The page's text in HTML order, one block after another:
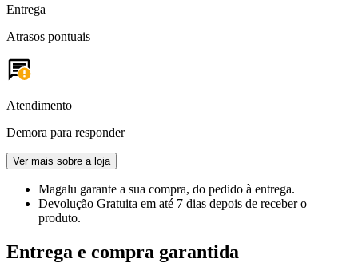
Entrega
Atrasos pontuais
Atendimento
Demora para responder
Ver mais sobre a loja
Magalu garante a sua compra, do pedido à entrega.
Devolução Gratuita em até 7 dias depois de receber o
produto.
Entrega e compra garantida